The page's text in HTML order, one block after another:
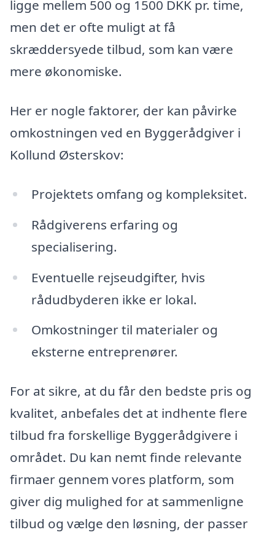
ligge mellem 500 og 1500 DKK pr. time,
men det er ofte muligt at få
skræddersyede tilbud, som kan være
mere økonomiske.
Her er nogle faktorer, der kan påvirke
omkostningen ved en Byggerådgiver i
Kollund Østerskov:
Projektets omfang og kompleksitet.
Rådgiverens erfaring og
specialisering.
Eventuelle rejseudgifter, hvis
rådudbyderen ikke er lokal.
Omkostninger til materialer og
eksterne entreprenører.
For at sikre, at du får den bedste pris og
kvalitet, anbefales det at indhente flere
tilbud fra forskellige Byggerådgivere i
området. Du kan nemt finde relevante
firmaer gennem vores platform, som
giver dig mulighed for at sammenligne
tilbud og vælge den løsning, der passer